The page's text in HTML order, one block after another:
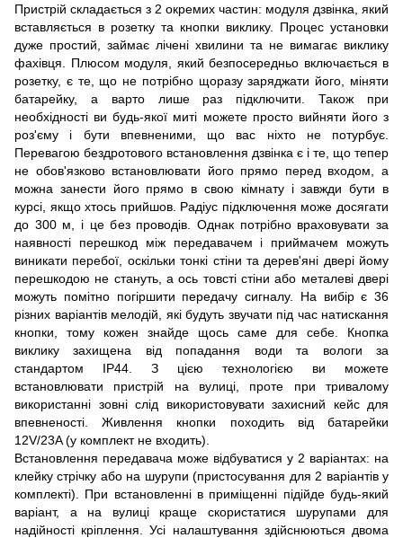
Пристрій складається з 2 окремих частин: модуля дзвінка, який
вставляється в розетку та кнопки виклику. Процес установки
дуже простий, займає лічені хвилини та не вимагає виклику
фахівця. Плюсом модуля, який безпосередньо включається в
розетку, є те, що не потрібно щоразу заряджати його, міняти
батарейку, а варто лише раз підключити. Також при
необхідності ви будь-якої миті можете просто вийняти його з
роз'єму і бути впевненими, що вас ніхто не потурбує.
Перевагою бездротового встановлення дзвінка є і те, що тепер
не обов'язково встановлювати його прямо перед входом, а
можна занести його прямо в свою кімнату і завжди бути в
курсі, якщо хтось прийшов. Радіус підключення може досягати
до 300 м, і це без проводів. Однак потрібно враховувати за
наявності перешкод між передавачем і приймачем можуть
виникати перебої, оскільки тонкі стіни та дерев'яні двері йому
перешкодою не стануть, а ось товсті стіни або металеві двері
можуть помітно погіршити передачу сигналу. На вибір є 36
різних варіантів мелодій, які будуть звучати під час натискання
кнопки, тому кожен знайде щось саме для себе. Кнопка
виклику захищена від попадання води та вологи за
стандартом IP44. З цією технологією ви можете
встановлювати пристрій на вулиці, проте при тривалому
використанні зовні слід використовувати захисний кейс для
впевненості. Живлення кнопки походить від батарейки
12V/23A (у комплект не входить).
Встановлення передавача може відбуватися у 2 варіантах: на
клейку стрічку або на шурупи (пристосування для 2 варіантів у
комплекті). При встановленні в приміщенні підійде будь-який
варіант, а на вулиці краще скористатися шурупами для
надійності кріплення. Усі налаштування здійснюються двома